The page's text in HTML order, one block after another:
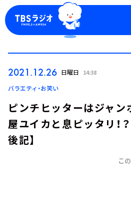
ログイン
2021.12.26 日曜日 14:38
バラエティ・お笑い
ピンチヒッターはジャン
屋ユイカと息ピッタリ！
後記】
こ